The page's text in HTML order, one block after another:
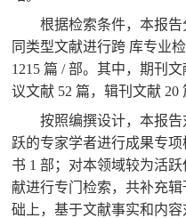
根据检索条件，本报告
同类型文献进行跨 库专业
1215 篇 / 部。其中，期刊
议文献 52 篇，辑刊文献 20
按照编撰设计，本报
跃的专家学者进行成果专
书 1 部；对本领域较为活
献进行专门检索，共补充
础上，基于文献事实和内